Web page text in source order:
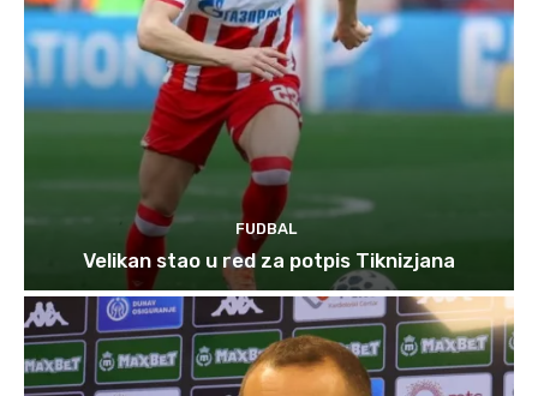
FUDBAL
Velikan stao u red za potpis Tiknizjana